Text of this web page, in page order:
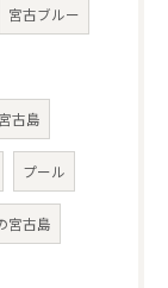
宮古ブルー
古島
プール
宮古島